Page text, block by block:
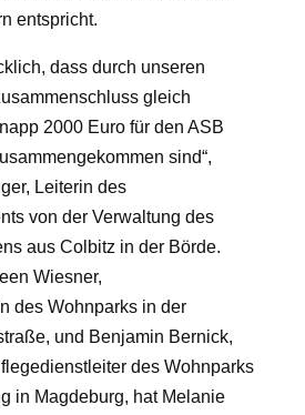
entspricht.
dass durch unseren
gleich
2000 Euro für den ASB
sind“,
Leiterin des
von der Verwaltung des
aus Colbitz in der Börde.
Wiesner,
des Wohnparks in der
und Benjamin Bernick,
des Wohnparks
in Magdeburg, hat Melanie